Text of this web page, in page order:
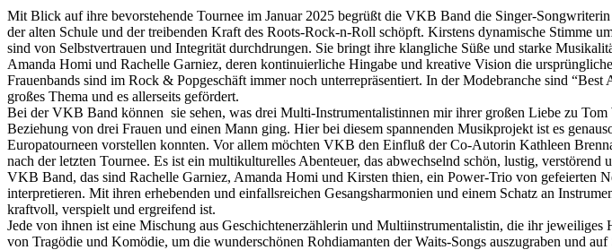
Mit Blick auf ihre bevorstehende Tournee im Januar 2025 begrüßt die VKB Band die Singer-
der alten Schule und der treibenden Kraft des Roots-Rock-n-Roll schöpft. Kirstens dynamische Stimme
sind von Selbstvertrauen und Integrität durchdrungen. Sie bringt ihre klangliche Süße und starke
Amanda Homi und Rachelle Garniez, deren kontinuierliche Hingabe und kreative Vision die
Frauenbands sind im Rock & Popgeschäft immer noch unterrepräsentiert. In der Modebranche sind
großes Thema und es allerseits gefördert.
Bei der VKB Band können sie sehen, was drei Multi-Instrumentalistinnen mir ihrer großen Liebe zu
Beziehung von drei Frauen und einen Mann ging. Hier bei diesem spannenden Musikprojekt ist es
Europatourneen vorstellen konnten. Vor allem möchten VKB den Einfluß der Co-Autorin Kathleen
nach der letzten Tournee. Es ist ein multikulturelles Abenteuer, das abwechselnd schön, lustig, verstörend
VKB Band, das sind Rachelle Garniez, Amanda Homi und Kirsten thien, ein Power-Trio von gefeierten
interpretieren. Mit ihren erhebenden und einfallsreichen Gesangsharmonien und einem Schatz an
kraftvoll, verspielt und ergreifend ist.
Jede von ihnen ist eine Mischung aus Geschichtenerzählerin und Multiinstrumentalistin, die ihr
von Tragödie und Komödie, um die wunderschönen Rohdiamanten der Waits-Songs auszugraben und